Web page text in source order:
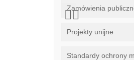
Zamówienia
Projekty unijne
Standardy ochrony